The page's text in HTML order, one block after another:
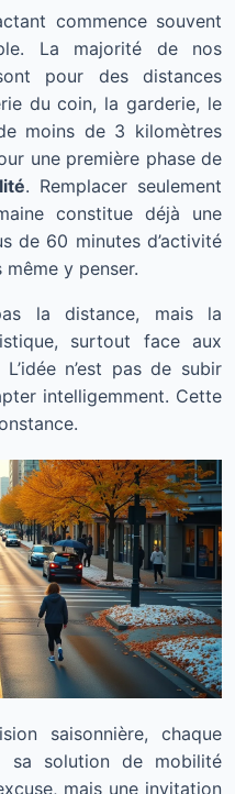
commence souvent
La majorité de nos
pour des distances
du coin, la garderie, le
moins de 3 kilomètres
une première phase de
. Remplacer seulement
constitue déjà une
de 60 minutes d’activité
y penser.
la distance, mais la
surtout face aux
n’est pas de subir
intelligemment. Cette
saisonnière, chaque
sa solution de mobilité
mais une invitation